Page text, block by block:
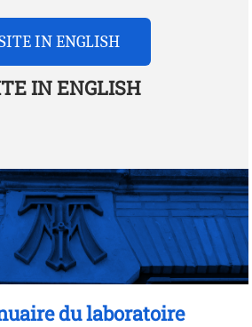
IN ENGLISH
IN ENGLISH
du laboratoire